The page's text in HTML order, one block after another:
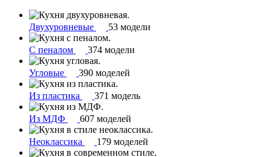
Двухуровневые 53 модели
С пеналом 374 модели
Угловые 390 моделей
Из пластика 371 модель
Из МДФ 607 моделей
Неоклассика 179 моделей